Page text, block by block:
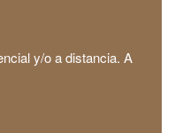
y/o a distancia. A